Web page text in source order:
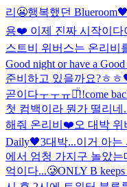
리😬행복했던 Blueroom🖤
용❤️ 이제 진짜 시작이다
스트비 위버스는 온리비
Good night or have a
준비하고 있을까요?ㅎㅎ
곧이다ㅜㅜㅠㅠ̑̈!!come
첫 컴백이라 뭔가 떨리네
해줘 온리비❤️오 대박
Daily🖤3대박...이거 아는
에서 엄청 가지구 놀았
억이다...🥲ONLY B